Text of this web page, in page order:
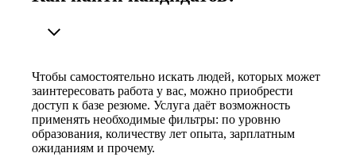
Чтобы самостоятельно искать людей, которых может
заинтересовать работа у вас, можно приобрести
доступ к базе резюме. Услуга даёт возможность
применять необходимые фильтры: по уровню
образования, количеству лет опыта, зарплатным
ожиданиям и прочему.